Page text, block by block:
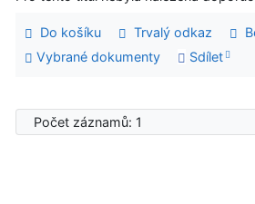
Do košíku Trvalý odkaz
Vybrané dokumenty
Sdílet
Počet záznamů: 1